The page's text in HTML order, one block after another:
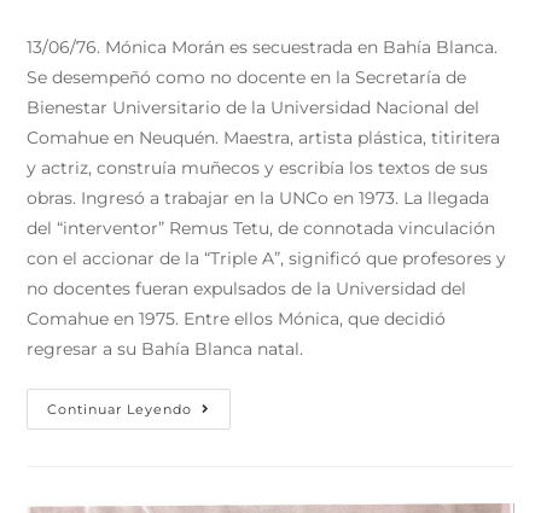
13/06/76. Mónica Morán es secuestrada en Bahía Blanca.
Se desempeñó como no docente en la Secretaría de
Bienestar Universitario de la Universidad Nacional del
Comahue en Neuquén. Maestra, artista plástica, titiritera
y actriz, construía muñecos y escribía los textos de sus
obras. Ingresó a trabajar en la UNCo en 1973. La llegada
del “interventor” Remus Tetu, de connotada vinculación
con el accionar de la “Triple A”, significó que profesores y
no docentes fueran expulsados de la Universidad del
Comahue en 1975. Entre ellos Mónica, que decidió
regresar a su Bahía Blanca natal.
Continuar Leyendo